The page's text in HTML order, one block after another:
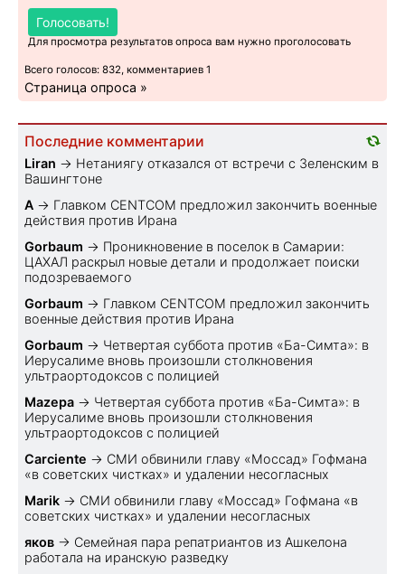
Голосовать!
Для просмотра результатов опроса вам нужно проголосовать
Всего голосов: 832, комментариев 1
Страница опроса »
Последние комментарии
Liran → Нетаниягу отказался от встречи с Зеленским в
Вашингтоне
A → Главком CENTCOM предложил закончить военные
действия против Ирана
Gorbaum → Проникновение в поселок в Самарии:
ЦАХАЛ раскрыл новые детали и продолжает поиски
подозреваемого
Gorbaum → Главком CENTCOM предложил закончить
военные действия против Ирана
Gorbaum → Четвертая суббота против «Ба-Симта»: в
Иерусалиме вновь произошли столкновения
ультраортодоксов с полицией
Mazepa → Четвертая суббота против «Ба-Симта»: в
Иерусалиме вновь произошли столкновения
ультраортодоксов с полицией
Carciente → СМИ обвинили главу «Моссад» Гофмана
«в советских чистках» и удалении несогласных
Marik → СМИ обвинили главу «Моссад» Гофмана «в
советских чистках» и удалении несогласных
яков → Семейная пара репатриантов из Ашкелона
работала на иранскую разведку